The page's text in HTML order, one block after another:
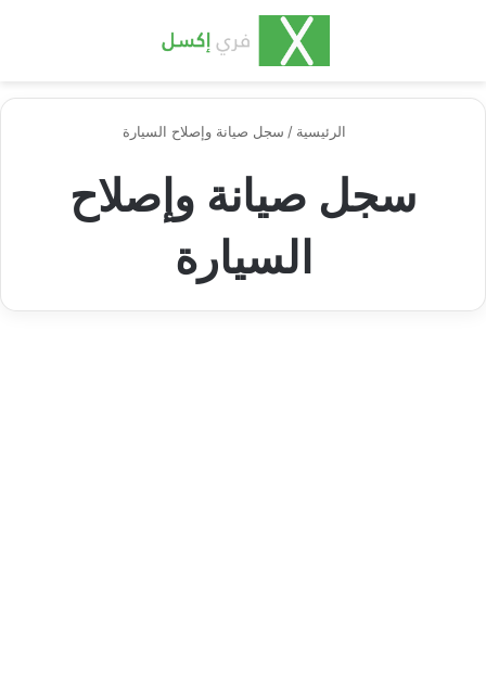
الرئيسية / سجل صيانة وإصلاح السيارة
سجل صيانة وإصلاح
السيارة